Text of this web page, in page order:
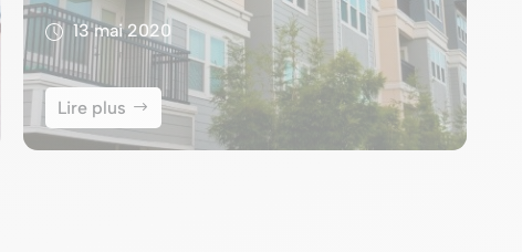
13 mai 2020
Lire plus